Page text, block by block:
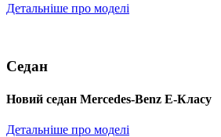
Детальніше про моделі
Седан
Новий седан Mercedes-Benz Е-Класу
Детальніше про моделі